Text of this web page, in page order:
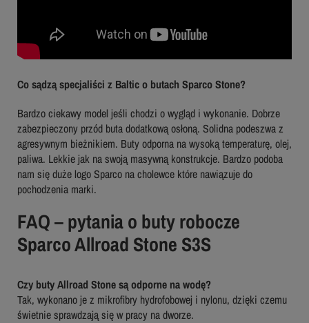
Co sądzą specjaliści z Baltic o butach Sparco Stone?
Bardzo ciekawy model jeśli chodzi o wygląd i wykonanie. Dobrze
zabezpieczony przód buta dodatkową osłoną. Solidna podeszwa z
agresywnym bieżnikiem. Buty odporna na wysoką temperaturę, olej,
paliwa. Lekkie jak na swoją masywną konstrukcje. Bardzo podoba
nam się duże logo Sparco na cholewce które nawiązuje do
pochodzenia marki.
FAQ – pytania o buty robocze
Sparco Allroad Stone S3S
Czy buty Allroad Stone są odporne na wodę?
Tak, wykonano je z mikrofibry hydrofobowej i nylonu, dzięki czemu
świetnie sprawdzają się w pracy na dworze.